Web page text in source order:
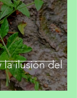
la ilusión del